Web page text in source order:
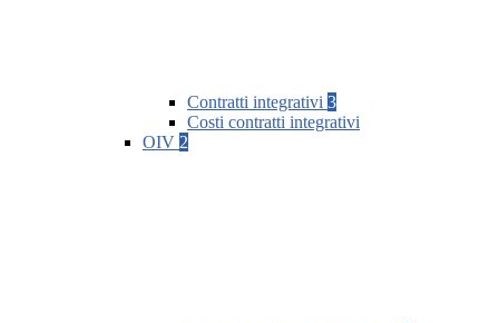
Contratti integrativi 3
Costi contratti integrativi
OIV 2